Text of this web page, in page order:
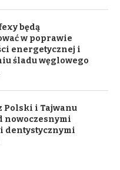
będą
w poprawie
energetycznej i
śladu węglowego
Polski i Tajwanu
nowoczesnymi
dentystycznymi